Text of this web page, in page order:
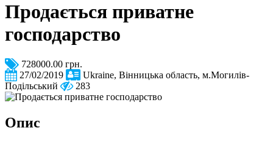
Продається приватне
господарство
728000.00 грн.
27/02/2019
Ukraine, Вінницька область, м.Могилів-
Подільський
283
Опис